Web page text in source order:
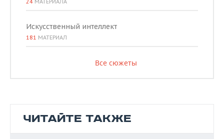
24 МАТЕРИАЛА
Искусственный интеллект
181 МАТЕРИАЛ
Все сюжеты
ЧИТАЙТЕ ТАКЖЕ